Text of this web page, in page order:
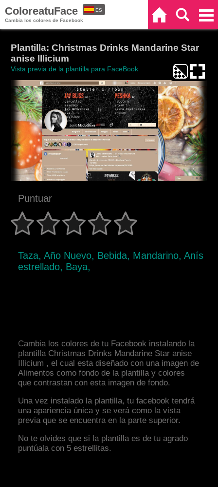
ColoreatuFace
Cambia los colores de Facebook
ES
Plantilla: Christmas Drinks Mandarine Star
anise Illicium
Vista previa de la plantilla para FaceBook
Puntuar
Taza, Año Nuevo, Bebida, Mandarino, Anís
estrellado, Baya,
Cambia los colores de tu Facebook instalando la
plantilla Christmas Drinks Mandarine Star anise
Illicium , el cual esta diseñado con una imagen de
Alimentos como fondo de la plantilla y colores
que contrastan con esta imagen de fondo.
Una vez instalado la plantilla, tu facebook tendrá
una apariencia única y se verá como la vista
previa que se encuentra en la parte superior.
No te olvides que si la plantilla es de tu agrado
puntúala con 5 estrellitas.